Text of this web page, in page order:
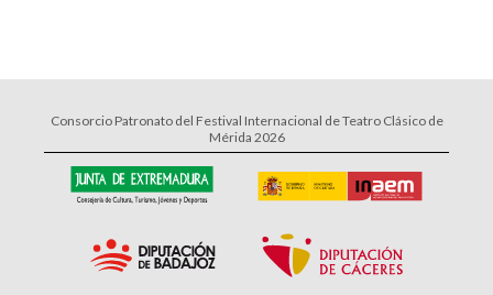
Consorcio Patronato del Festival Internacional de Teatro Clásico de
Mérida 2026